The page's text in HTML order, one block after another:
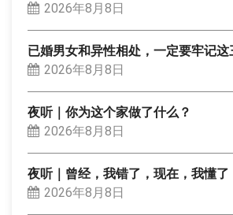
2026年8月8日
已婚男女和异性相处，一定要牢记这
2026年8月8日
夜听｜你为这个家做了什么？
2026年8月8日
夜听｜曾经，我错了，现在，我懂了
2026年8月8日